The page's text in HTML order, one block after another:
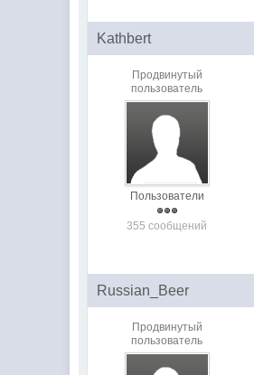
Kathbert
Продвинутый
пользователь
Пользователи
355 сообщений
Russian_Beer
Продвинутый
пользователь